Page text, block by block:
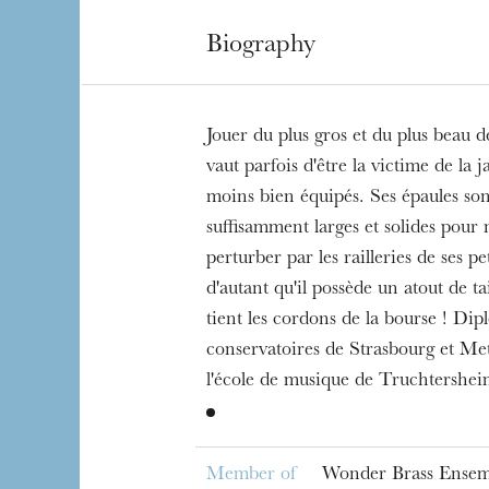
Biography
Jouer du plus gros et du plus beau
vaut parfois d'être la victime de la
moins bien équipés. Ses épaules
suffisamment larges et solides pour
perturber par les railleries de ses
d'autant qu'il possède un atout de
tient les cordons de la bourse !
conservatoires de Strasbourg et
l'école de musique de
Member of Wonder Brass